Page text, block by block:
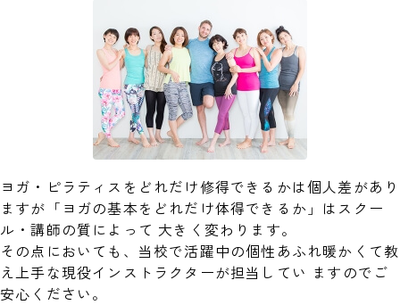
ヨガ・ピラティスをどれだけ修得できるかは個人差があり
ますが「ヨガの基本をどれだけ体得できるか」はスクー
ル・講師の質によって 大きく変わります。
その点においても、当校で活躍中の個性あふれ暖かくて教
え上手な現役インストラクターが担当してい ますのでご
安心ください。